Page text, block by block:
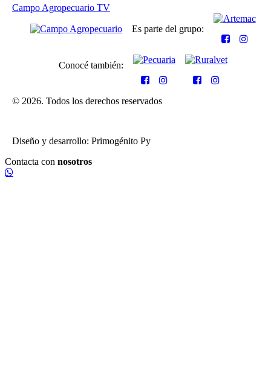
Campo Agropecuario TV
Es parte del grupo:
Conocé también:
© 2026. Todos los derechos reservados
Diseño y desarrollo: Primogénito Py
Contacta con nosotros